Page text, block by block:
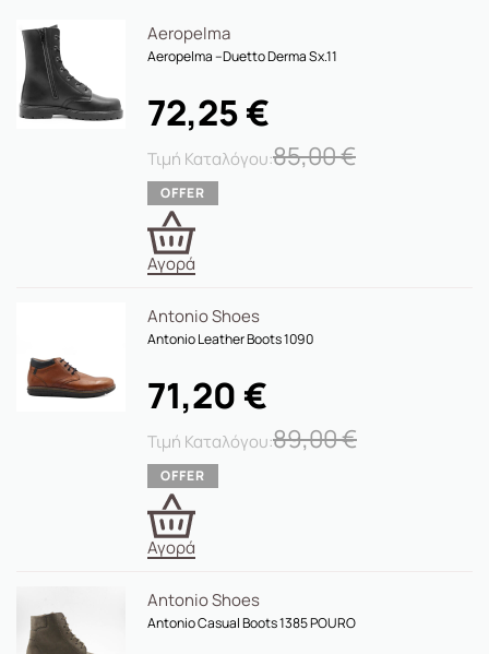
Aeropelma
Aeropelma –Duetto Derma Sx.11
85,00€
72,25€
Αγορά
Antonio Shoes
Antonio Leather Boots 1090
89,00€
71,20 €
Αγορά
Antonio Shoes
Antonio Casual Boots 1385 POURO